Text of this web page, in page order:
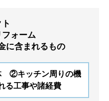
ォーム
に含まれるもの
②キッチン周りの機
工事や諸経費